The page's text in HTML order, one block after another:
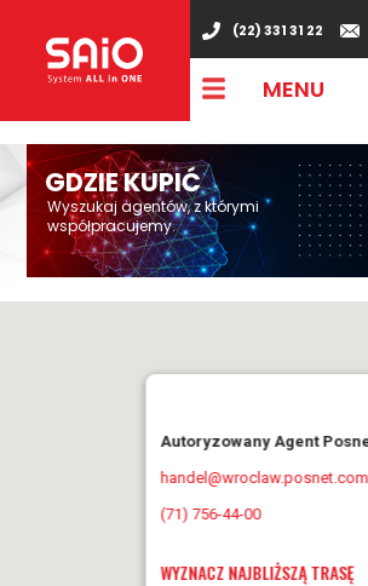
(22) 331 31 22
MENU
GDZIE KUPIĆ
Wyszukaj agentów, z którymi
współpracujemy.
Autoryzowany Agent
handel@wroclaw.posnet.com
(71) 756-44-00
WYZNACZ NAJBLIŻSZĄ TRASĘ